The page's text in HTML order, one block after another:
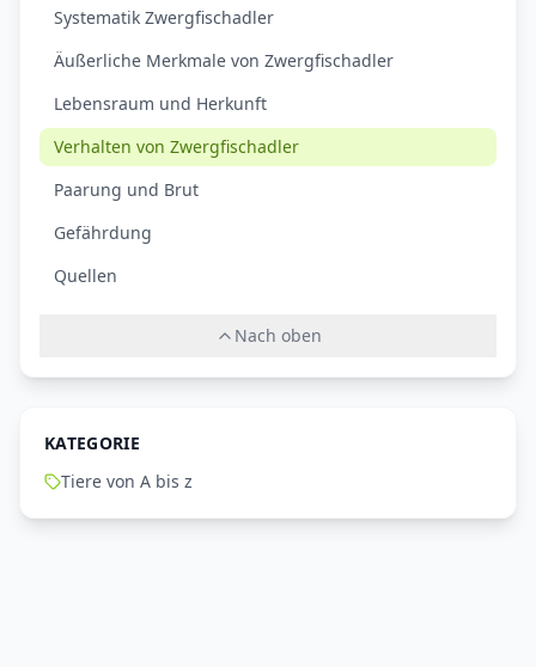
Systematik Zwergfischadler
Äußerliche Merkmale von Zwergfischadler
Lebensraum und Herkunft
Verhalten von Zwergfischadler
Paarung und Brut
Gefährdung
Quellen
Nach oben
KATEGORIE
Tiere von A bis z